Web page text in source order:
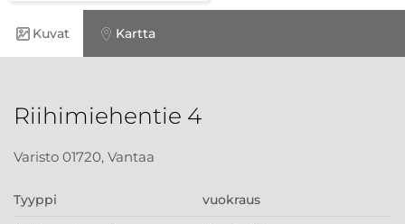
Kuvat Kartta
Riihimiehentie 4
Varisto 01720, Vantaa
Tyyppi vuokraus